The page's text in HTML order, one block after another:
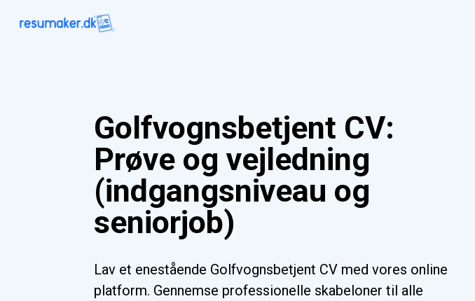
Golfvognsbetjent CV:
Prøve og vejledning
(indgangsniveau og
seniorjob)
Lav et enestående Golfvognsbetjent CV med vores online
platform. Gennemse professionelle skabeloner til alle